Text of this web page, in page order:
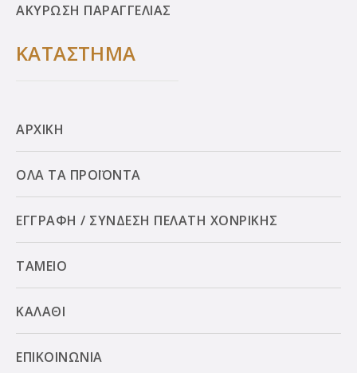
ΑΚΥΡΩΣΗ ΠΑΡΑΓΓΕΛΙΑΣ
ΚΑΤΑΣΤΗΜΑ
ΑΡΧΙΚΗ
ΟΛΑ ΤΑ ΠΡΟΪΟΝΤΑ
ΕΓΓΡΑΦΗ / ΣΥΝΔΕΣΗ ΠΕΛΑΤΗ ΧΟΝΡΙΚΗΣ
ΤΑΜΕΙΟ
ΚΑΛΑΘΙ
ΕΠΙΚΟΙΝΩΝΙΑ